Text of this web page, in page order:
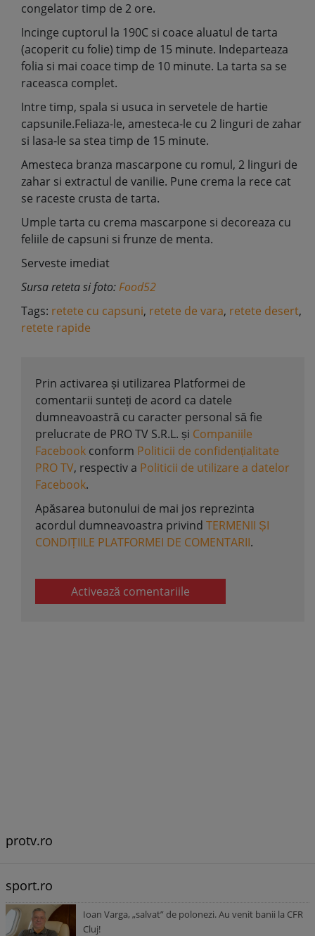
congelator timp de 2 ore.
Incinge cuptorul la 190C si coace aluatul de tarta
(acoperit cu folie) timp de 15 minute. Indeparteaza
folia si mai coace timp de 10 minute. La tarta sa se
raceasca complet.
Intre timp, spala si usuca in servetele de hartie
capsunile.Feliaza-le, amesteca-le cu 2 linguri de zahar
si lasa-le sa stea timp de 15 minute.
Amesteca branza mascarpone cu romul, 2 linguri de
zahar si extractul de vanilie. Pune crema la rece cat
se raceste crusta de tarta.
Umple tarta cu crema mascarpone si decoreaza cu
feliile de capsuni si frunze de menta.
Serveste imediat
Sursa reteta si foto:Food52
Tags: retete cu capsuni, retete de vara, retete desert,
retete rapide
Prin activarea și utilizarea Platformei de
comentarii sunteți de acord ca datele
dumneavoastră cu caracter personal să fie
prelucrate de PRO TV S.R.L. și Companiile
Facebook conform Politicii de confidențialitate
PRO TV, respectiv a Politicii de utilizare a datelor
Facebook.
Apăsarea butonului de mai jos reprezinta
acordul dumneavoastra privind TERMENII ȘI
CONDIȚIILE PLATFORMEI DE COMENTARII.
Activează comentariile
protv.ro
sport.ro
Ioan Varga, „salvat” de polonezi. Au venit banii la CFR
Cluj!